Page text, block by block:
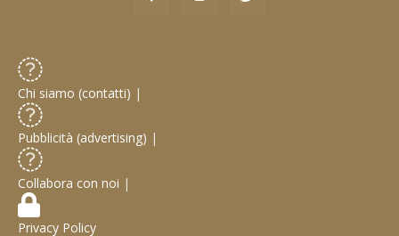
Chi siamo (contatti) |
Pubblicità (advertising) |
Collabora con noi |
Privacy Policy